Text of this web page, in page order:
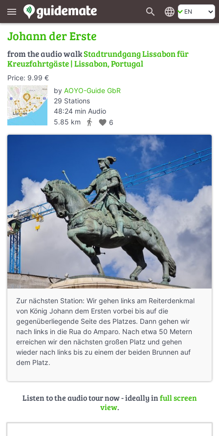
menu search language
Johann der Erste
from the audio walkStadtrundgang Lissabon für
Kreuzfahrtgäste | Lissabon, Portugal
Price: 9.99 €
by AOYO-Guide GbR
29 Stations
48:24 min Audio
5.85 km
directions_walk favorite 6
Zur nächsten Station: Wir gehen links am Reiterdenkmal
von König Johann dem Ersten vorbei bis auf die
gegenüberliegende Seite des Platzes. Dann gehen wir
nach links in die Rua do Amparo. Nach etwa 50 Metern
erreichen wir den nächsten großen Platz und gehen
wieder nach links bis zu einem der beiden Brunnen auf
dem Platz.
Listen to the audio tour now - ideally infull screen
view.